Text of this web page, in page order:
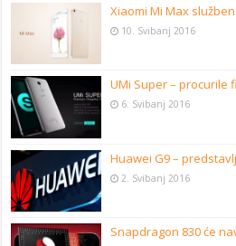
Xiaomi Mi Max
10. Svibanj 2016
UMi Super – procurile
6. Svibanj 2016
Huawei G9 –
2. Svibanj 2016
Snapdragon 830 će